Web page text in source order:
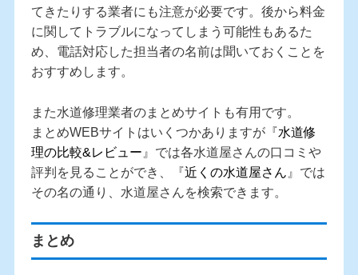
てきたりする業者にも注意が必要です。後から料金
に関してトラブルになってしまう可能性もあるた
め、電話対応した担当者の名前は聞いておくことを
おすすめします。
また水道修理業者のまとめサイトも有用です。
まとめWEBサイトはいくつかありますが『水道修
理の比較&レビュー 』では各水道屋さんの口コミや
評判を見ることができ、『近くの水道屋さん 』では
その名の通り、水道屋さんを検索できます。
まとめ